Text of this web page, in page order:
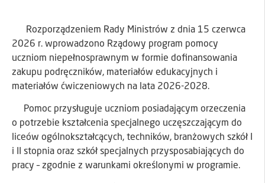
Rozporządzeniem Rady Ministrów z dnia 15 czerwca
2026 r. wprowadzono Rządowy program pomocy
uczniom niepełnosprawnym w formie dofinansowania
zakupu podręczników, materiałów edukacyjnych i
materiałów ćwiczeniowych na lata 2026-2028.
Pomoc przysługuje uczniom posiadającym orzeczenia
o potrzebie kształcenia specjalnego uczęszczającym do
liceów ogólnokształcących, techników, branżowych szkół I
i II stopnia oraz szkół specjalnych przysposabiających do
pracy – zgodnie z warunkami określonymi w programie.